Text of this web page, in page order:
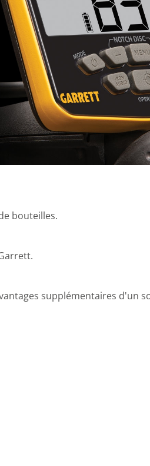
bouteilles.
supplémentaires d'un